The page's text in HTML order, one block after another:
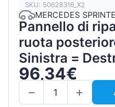
SKU: 50628316_X2
MERCEDES
Pannello di
ruota
Sinistra =
/ Set
96,34€